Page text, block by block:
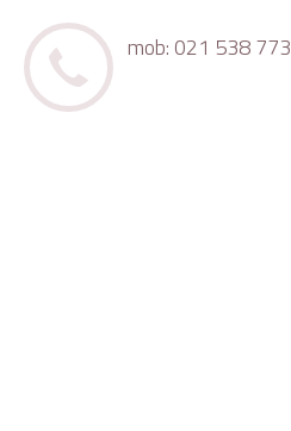
mob: 021 538 773